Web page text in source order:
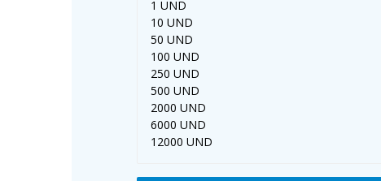
1 UND
10 UND
50 UND
100 UND
250 UND
500 UND
2000 UND
6000 UND
12000 UND